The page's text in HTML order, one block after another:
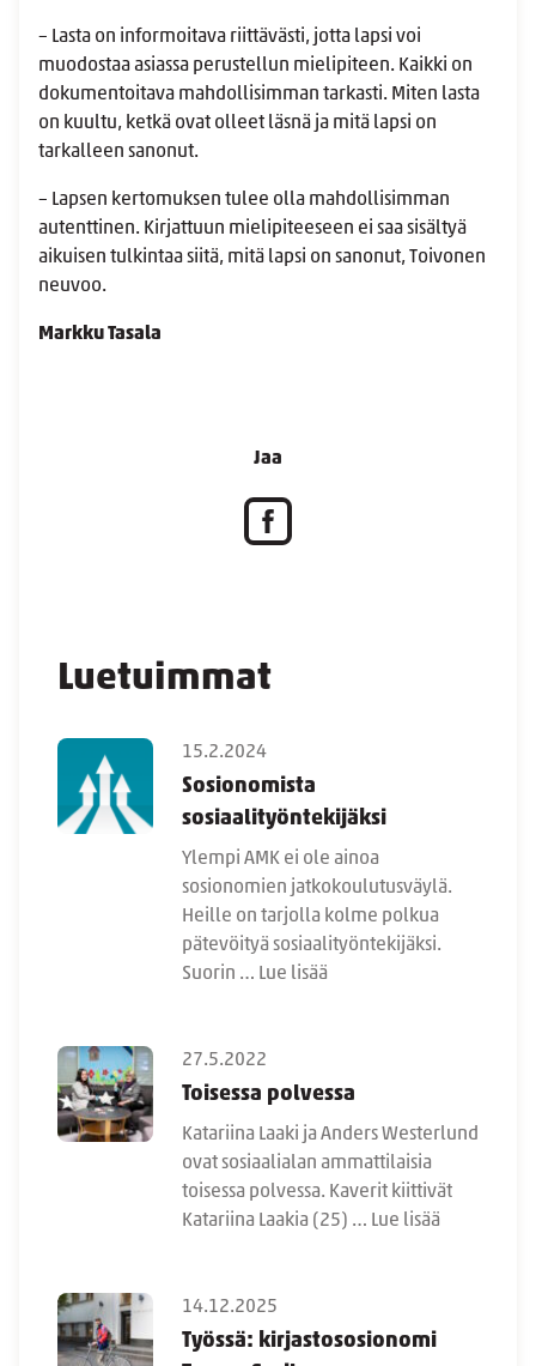
Luetuimmat
15.2.2024
Sosionomista
sosiaalityöntekijäksi
Ylempi AMK ei ole ainoa
sosionomien jatkokoulutusväylä.
Heille on tarjolla kolme polkua
pätevöityä sosiaalityöntekijäksi.
Suorin … Lue lisää
27.5.2022
Toisessa polvessa
Katariina Laaki ja Anders Westerlund
ovat sosiaalialan ammattilaisia
toisessa polvessa. Kaverit kiittivät
Katariina Laakia (25) … Lue lisää
14.12.2025
Työssä: kirjastososionomi
– Lasta on informoitava riittävästi, jotta lapsi voi
muodostaa asiassa perustellun mielipiteen. Kaikki on
dokumentoitava mahdollisimman tarkasti. Miten lasta
on kuultu, ketkä ovat olleet läsnä ja mitä lapsi on
tarkalleen sanonut.
– Lapsen kertomuksen tulee olla mahdollisimman
autenttinen. Kirjattuun mielipiteeseen ei saa sisältyä
aikuisen tulkintaa siitä, mitä lapsi on sanonut, Toivonen
neuvoo.
Markku Tasala
Jaa